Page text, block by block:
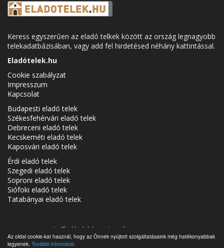
Az oldal cookie-kat használ, hogy az Önnek nyújtott szolgáltatásaink még hatékonyabbak
legyenek. További információ
Keress egyszerűen az eladó telkek között az ország legnagyobb
telekadatbázisában, vagy add fel hirdetésed néhány kattintással.
Eladótelek.hu
Cookie szabályzat
Impresszum
Kapcsolat
Budapesti eladó telek
Székesfehérvári eladó telek
Debreceni eladó telek
Kecskeméti eladó telek
Kaposvári eladó telek
Érdi eladó telek
Szegedi eladó telek
Soproni eladó telek
Siófoki eladó telek
Tatabányai eladó telek
Az Eladótelek.hu az Ingatlancsoport tagja.
Eladó telkek Magyarországon - Eladótelek.hu © 2026 Minden jog